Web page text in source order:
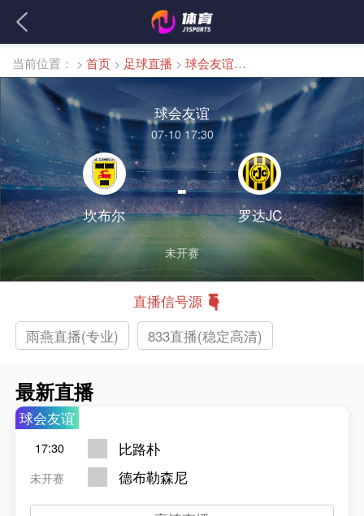
当前位置： > 首页 > 足球直播 > 球会友谊直播
球会友谊
07-10 17:30
坎布尔
-
罗达JC
未开赛
直播信号源
雨燕直播(专业)
833直播(稳定高清)
最新直播
球会友谊
17:30
未开赛
比路朴
德布勒森尼